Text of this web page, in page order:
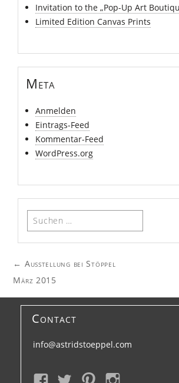
Invitation to the „Pop-Up Art
Limited Edition Canvas Prints
Meta
Anmelden
Eintrags-Feed
Kommentar-Feed
WordPress.org
Suchen
nach:
Post
navigation
← Ausstellung bei Stöppel
März 2015
Contact
info@astridstoeppel.com